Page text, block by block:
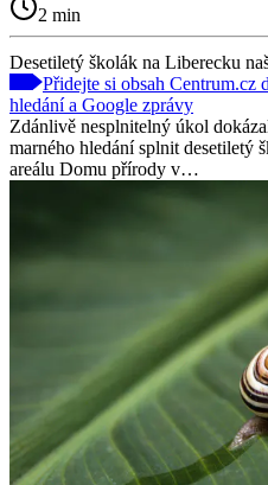
2 min
Desetiletý školák na Liberecku
Přidejte si obsah
hledání a Google zprávy
Zdánlivě nesplnitelný úkol
marného hledání splnit desetiletý
areálu Domu přírody v…